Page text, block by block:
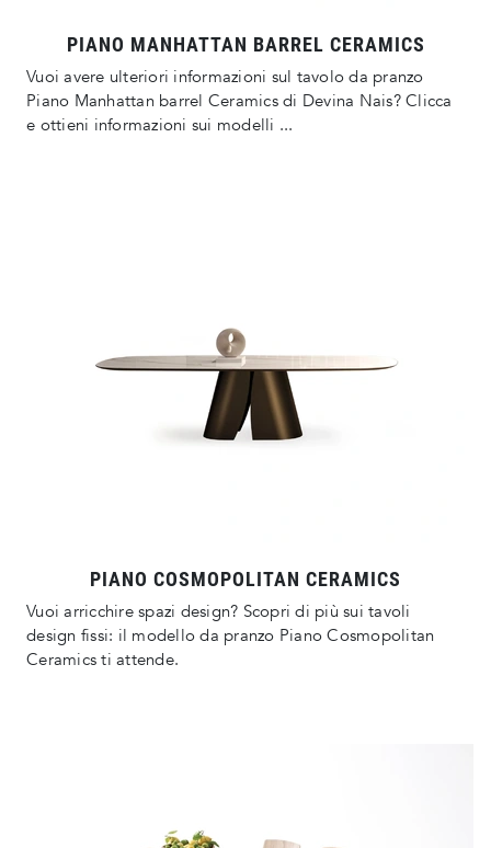
PIANO MANHATTAN BARREL CERAMICS
Vuoi avere ulteriori informazioni sul tavolo da pranzo
Piano Manhattan barrel Ceramics di Devina Nais? Clicca
e ottieni informazioni sui modelli ...
PIANO COSMOPOLITAN CERAMICS
Vuoi arricchire spazi design? Scopri di più sui tavoli
design fissi: il modello da pranzo Piano Cosmopolitan
Ceramics ti attende.